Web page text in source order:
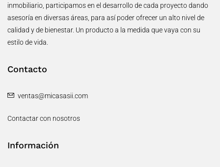
inmobiliario, participamos en el desarrollo de cada proyecto dando
asesoría en diversas áreas, para así poder ofrecer un alto nivel de
calidad y de bienestar. Un producto a la medida que vaya con su
estilo de vida.
Contacto
ventas@micasasii.com
Contactar con nosotros
Información